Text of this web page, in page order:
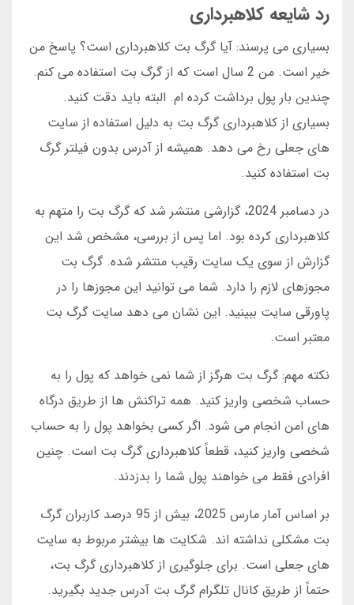
رد شایعه کلاهبرداری
بسیاری می پرسند: آیا گرگ بت کلاهبرداری است؟ پاسخ من
خیر است. من 2 سال است که از گرگ بت استفاده می کنم.
چندین بار پول برداشت کرده ام. البته باید دقت کنید.
بسیاری از کلاهبرداری گرگ بت به دلیل استفاده از سایت
های جعلی رخ می دهد. همیشه از آدرس بدون فیلتر گرگ
بت استفاده کنید.
در دسامبر 2024، گزارشی منتشر شد که گرگ بت را متهم به
کلاهبرداری کرده بود. اما پس از بررسی، مشخص شد این
گزارش از سوی یک سایت رقیب منتشر شده. گرگ بت
مجوزهای لازم را دارد. شما می توانید این مجوزها را در
پاورقی سایت ببینید. این نشان می دهد سایت گرگ بت
معتبر است.
نکته مهم: گرگ بت هرگز از شما نمی خواهد که پول را به
حساب شخصی واریز کنید. همه تراکنش ها از طریق درگاه
های امن انجام می شود. اگر کسی بخواهد پول را به حساب
شخصی واریز کنید، قطعاً کلاهبرداری گرگ بت است. چنین
افرادی فقط می خواهند پول شما را بدزدند.
بر اساس آمار مارس 2025، بیش از 95 درصد کاربران گرگ
بت مشکلی نداشته اند. شکایت ها بیشتر مربوط به سایت
های جعلی است. برای جلوگیری از کلاهبرداری گرگ بت،
حتماً از طریق کانال تلگرام گرگ بت آدرس جدید بگیرید.